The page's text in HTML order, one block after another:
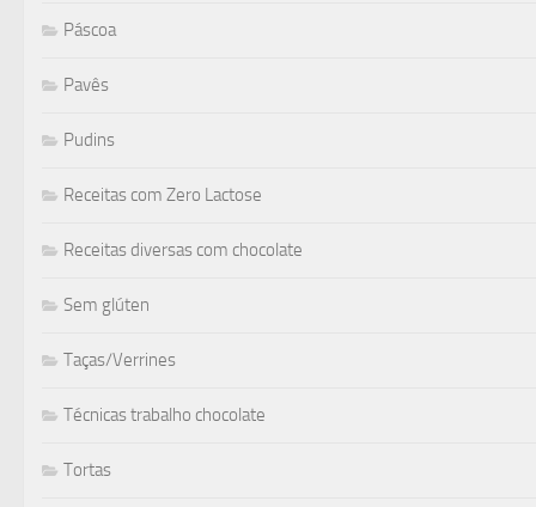
Páscoa
Pavês
Pudins
Receitas com Zero Lactose
Receitas diversas com chocolate
Sem glúten
Taças/Verrines
Técnicas trabalho chocolate
Tortas